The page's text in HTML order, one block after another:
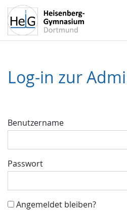
Log-in zur
Benutzername
Passwort
Angemeldet bleiben?